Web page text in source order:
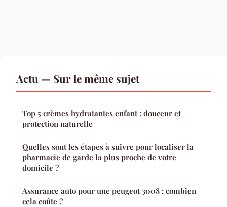
Actu — Sur le même sujet
Top 5 crèmes hydratantes enfant : douceur et
protection naturelle
Quelles sont les étapes à suivre pour localiser la
pharmacie de garde la plus proche de votre
domicile ?
Assurance auto pour une peugeot 3008 : combien
cela coûte ?